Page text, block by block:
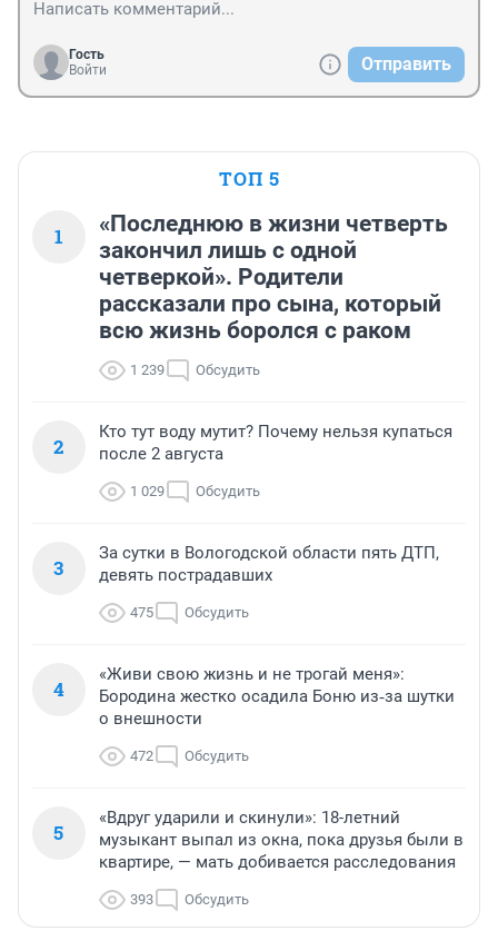
Гость
Войти
Отправить
ТОП 5
1
«Последнюю в жизни четверть
закончил лишь с одной
четверкой». Родители
рассказали про сына, который
всю жизнь боролся с раком
1 239 Обсудить
2
Кто тут воду мутит? Почему нельзя купаться
после 2 августа
1 029 Обсудить
3
За сутки в Вологодской области пять ДТП,
девять пострадавших
475 Обсудить
4
«Живи свою жизнь и не трогай меня»:
Бородина жестко осадила Боню из‑за шутки
о внешности
472 Обсудить
5
«Вдруг ударили и скинули»: 18-летний
музыкант выпал из окна, пока друзья были в
квартире, — мать добивается расследования
393 Обсудить